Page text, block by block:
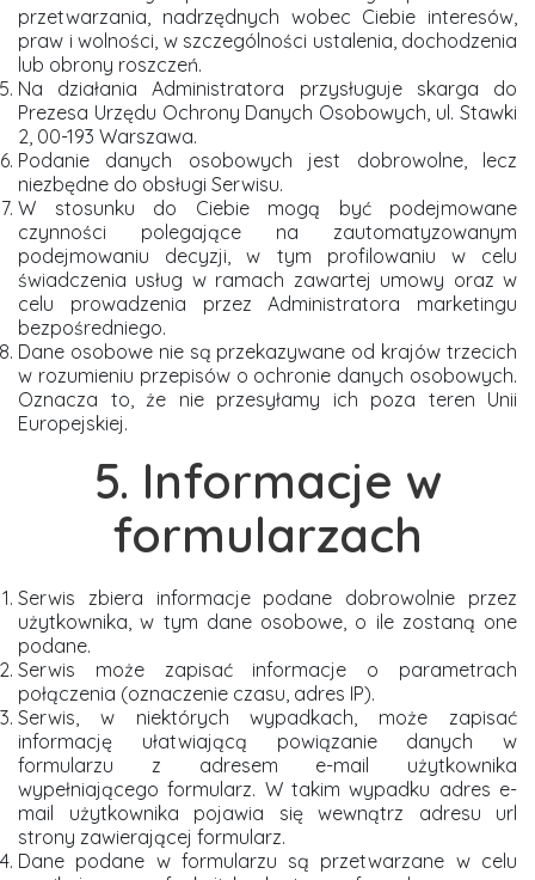
przetwarzania, nadrzędnych wobec Ciebie interesów,
praw i wolności, w szczególności ustalenia, dochodzenia
lub obrony roszczeń.
Na działania Administratora przysługuje skarga do
Prezesa Urzędu Ochrony Danych Osobowych, ul. Stawki
2, 00-193 Warszawa.
Podanie danych osobowych jest dobrowolne, lecz
niezbędne do obsługi Serwisu.
W stosunku do Ciebie mogą być podejmowane
czynności polegające na zautomatyzowanym
podejmowaniu decyzji, w tym profilowaniu w celu
świadczenia usług w ramach zawartej umowy oraz w
celu prowadzenia przez Administratora marketingu
bezpośredniego.
Dane osobowe nie są przekazywane od krajów trzecich
w rozumieniu przepisów o ochronie danych osobowych.
Oznacza to, że nie przesyłamy ich poza teren Unii
Europejskiej.
5. Informacje w
formularzach
Serwis zbiera informacje podane dobrowolnie przez
użytkownika, w tym dane osobowe, o ile zostaną one
podane.
Serwis może zapisać informacje o parametrach
połączenia (oznaczenie czasu, adres IP).
Serwis, w niektórych wypadkach, może zapisać
informację ułatwiającą powiązanie danych w
formularzu z adresem e-mail użytkownika
wypełniającego formularz. W takim wypadku adres e-
mail użytkownika pojawia się wewnątrz adresu url
strony zawierającej formularz.
Dane podane w formularzu są przetwarzane w celu